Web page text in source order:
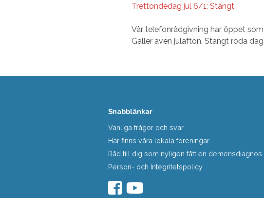
Trettondedag jul 6/1: Stängt
Vår telefonrådgivning har öppet
Gäller även julafton. Stängt röda
Snabblänkar
Vanliga frågor och svar
Här finns våra lokala föreningar
Råd till dig som nyligen fått en demensdiagnos
Person- och Integritetspolicy